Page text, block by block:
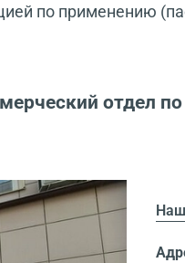
по применению
отдел